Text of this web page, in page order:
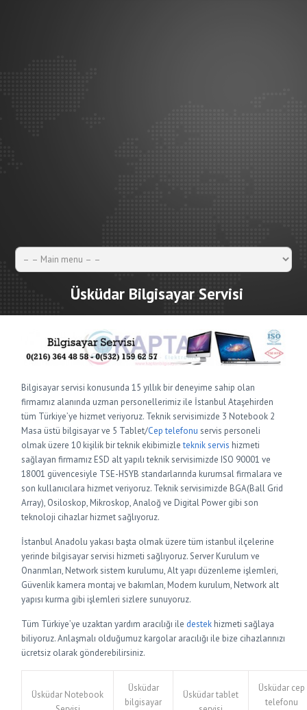
Üsküdar Bilgisayar Servisi
Bilgisayar servisi konusunda 15 yıllık bir deneyime sahip olan
firmamız alanında uzman personellerimiz ile İstanbul Ataşehirden
tüm Türkiye’ye hizmet veriyoruz. Teknik servisimizde 3 Notebook 2
Masa üstü bilgisayar ve 5 Tablet/Cep telefonu servis personeli
olmak üzere 10 kişilik bir teknik ekibimizleteknik servis hizmeti
sağlayan firmamız ESD alt yapılı teknik servisimizde ISO 90001 ve
18001 güvencesiyle TSE-HSYB standarlarında kurumsal firmalara ve
son kullanıcılara hizmet veriyoruz. Teknik servisimizde BGA(Ball Grid
Array), Osiloskop, Mikroskop, Analoğ ve Digital Power gibi son
teknoloji cihazlar hizmet sağlıyoruz.
İstanbul Anadolu yakası başta olmak üzere tüm istanbul ilçelerine
yerinde bilgisayar servisi hizmeti sağlıyoruz. Server Kurulum ve
Onarımları, Network sistem kurulumu, Alt yapı düzenleme işlemleri,
Güvenlik kamera montaj ve bakımları, Modem kurulum, Network alt
yapısı kurma gibi işlemleri sizlere sunuyoruz.
Tüm Türkiye’ye uzaktan yardım aracılığı ile destek hizmeti sağlaya
biliyoruz. Anlaşmalı olduğumuz kargolar aracılığı ile bize cihazlarınızı
ücretsiz olarak gönderebilirsiniz.
Üsküdar Notebook
Üsküdar
bilgisayar
Üsküdar tablet
Üsküdar cep
telefonu